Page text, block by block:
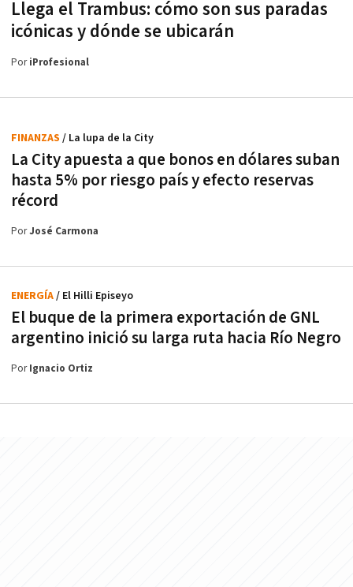
Llega el Trambus: cómo son sus paradas
icónicas y dónde se ubicarán
PoriProfesional
La City apuesta a que bonos en dólares suban
hasta 5% por riesgo país y efecto reservas
récord
FINANZAS / La lupa de la City
PorJosé Carmona
El buque de la primera exportación de GNL
argentino inició su larga ruta hacia Río Negro
ENERGÍA/ El Hilli Episeyo
PorIgnacio Ortiz